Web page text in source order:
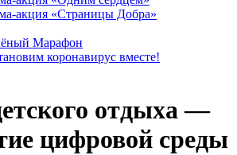
акция «Страницы Добра»
Марафон
коронавирус вместе!
отдыха —
цифровой среды